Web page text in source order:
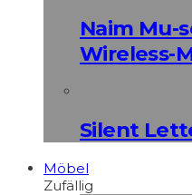
Naim Mu-
Wireless-
Silent
Möbel
Zufällig